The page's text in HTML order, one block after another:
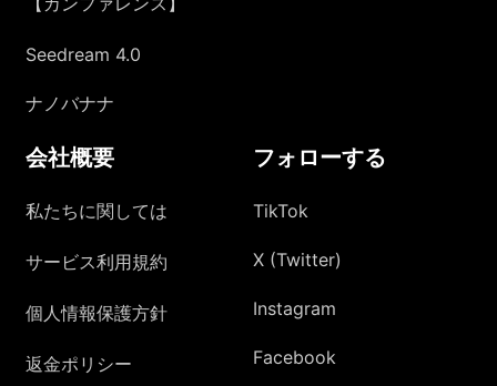
Seedream 4.0
ナノバナナ
会社概要
私たちに関しては
サービス利用規約
個人情報保護方針
返金ポリシー
フォローする
TikTok
X (Twitter)
Instagram
Facebook